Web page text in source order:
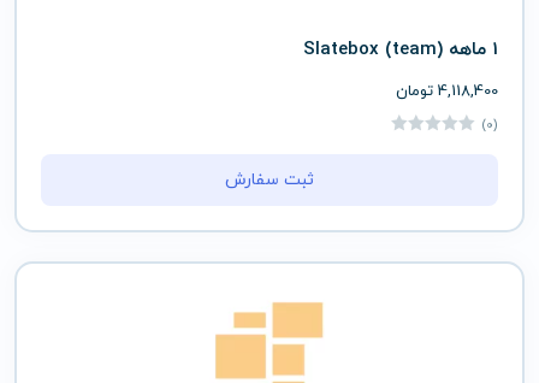
1 ماهه (team) Slatebox
4,118,400 تومان
(0)
ثبت سفارش